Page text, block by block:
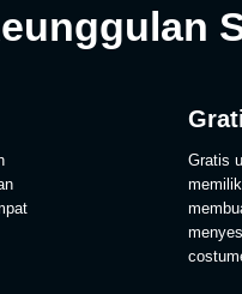
Gratis